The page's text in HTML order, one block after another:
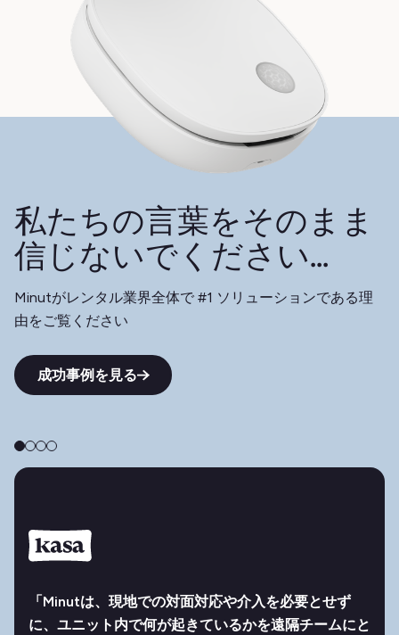
私たちの言葉をそのまま
信じないでください...
Minutがレンタル業界全体で #1 ソリューションである理
由をご覧ください
成功事例を見る
「Minutは、現地での対面対応や介入を必要とせず
に、ユニット内で何が起きているかを遠隔チームにと